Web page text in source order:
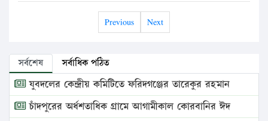
Previous Next
সর্বশেষ সর্বাধিক পঠিত
যুবদলের কেন্দ্রীয় কমিটিতে ফরিদগঞ্জের তারেকুর রহমান
চাঁদপুরের অর্ধশতাধিক গ্রামে আগামীকাল কোরবানির ঈদ